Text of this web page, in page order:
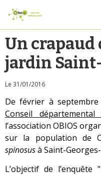
Un crapaud
jardin
Le 31/01/2016
De février à septembre
Conseil
l’association OBIOS
sur la population de
spinosusà Saint-
L’objectif de